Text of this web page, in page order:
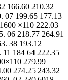
166.60 210.32
07 199.65 177.13
×110 222.03
06 218.77 264.91
38 193.12
11 184 64 222.35
279.99
274.25 243.32